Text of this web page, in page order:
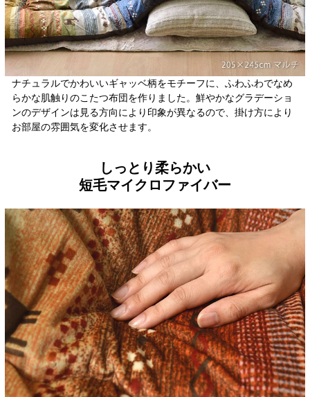
ナチュラルでかわいいギャッベ柄をモチーフに、ふわふわでなめ
らかな肌触りのこたつ布団を作りました。鮮やかなグラデーショ
ンのデザインは見る方向により印象が異なるので、掛け方により
お部屋の雰囲気を変化させます。
しっとり柔らかい
短毛マイクロファイバー